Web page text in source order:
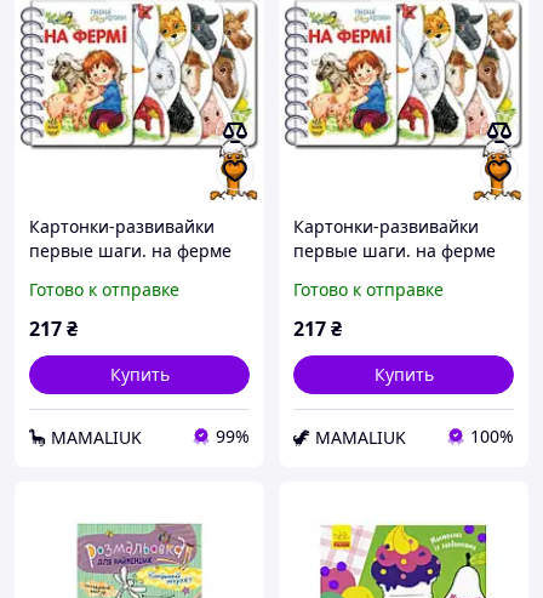
Картонки-развивайки
первые шаги. на ферме
Готово к отправке
217₴
Купить
🦕 MAMALIUK 99%
Картонки-развивайки
первые шаги. на ферме
410023
Готово к отправке
217₴
Купить
🦖 MAMALIUK 100%